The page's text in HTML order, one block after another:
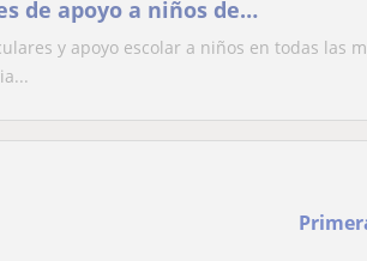
de apoyo a niños de
y apoyo escolar a niños en todas las